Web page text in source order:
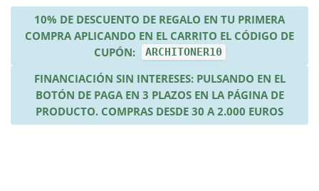
10% DE DESCUENTO DE REGALO EN TU PRIMERA
COMPRA APLICANDO EN EL CARRITO EL CÓDIGO DE
CUPÓN:
ARCHITONER10
FINANCIACIÓN SIN INTERESES: PULSANDO EN EL
BOTÓN DE PAGA EN 3 PLAZOS EN LA PÁGINA DE
PRODUCTO. COMPRAS DESDE 30 A 2.000 EUROS